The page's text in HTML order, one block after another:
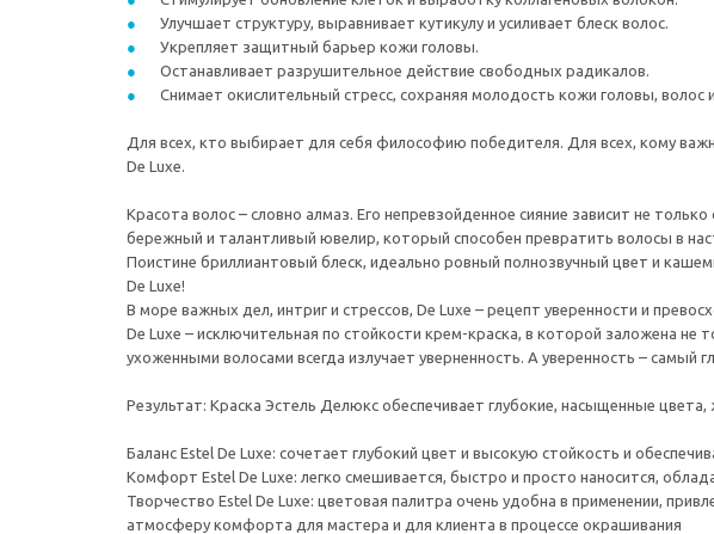
Улучшает структуру, выравнивает кутикулу и усиливает блеск волос.
Укрепляет защитный барьер кожи головы.
Останавливает разрушительное действие свободных радикалов.
Снимает окислительный стресс, сохраняя молодость кожи головы, волос
Для всех, кто выбирает для себя философию победителя. Для всех, кому
De Luxe.
Красота волос – словно алмаз. Его непревзойденное сияние зависит не
бережный и талантливый ювелир, который способен превратить волосы в
Поистине бриллиантовый блеск, идеально ровный полнозвучный цвет и
De Luxe!
В море важных дел, интриг и стрессов, De Luxe – рецепт уверенности и
De Luxe – исключительная по стойкости крем-краска, в которой заложена
ухоженными волосами всегда излучает уверненность. А уверенность – самый
Результат: Краска Эстель Делюкс обеспечивает глубокие, насыщенные
Баланс Estel De Luxe: сочетает глубокий цвет и высокую стойкость и
Комфорт Estel De Luxe: легко смешивается, быстро и просто наносится,
Творчество Estel De Luxe: цветовая палитра очень удобна в применении,
атмосферу комфорта для мастера и для клиента в процессе окрашивания